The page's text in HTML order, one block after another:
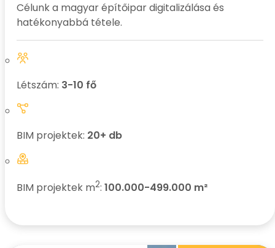
Célunk a magyar építőipar digitalizálása és
hatékonyabbá tétele.
Létszám: 3-10 fő
BIM projektek: 20+ db
BIM projektek m2:100.000-499.000 m²